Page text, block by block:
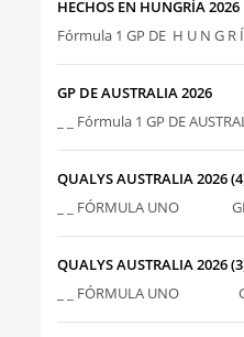
HECHOS EN HUNGRÍA 2026
Fórmula 1 GP DE H U N G R
GP DE AUSTRALIA 2026
_ _ Fórmula 1 GP DE
QUALYS AUSTRALIA 2026
_ _ FÓRMULA UNO GP
QUALYS AUSTRALIA 2026
_ _ FÓRMULA UNO GP